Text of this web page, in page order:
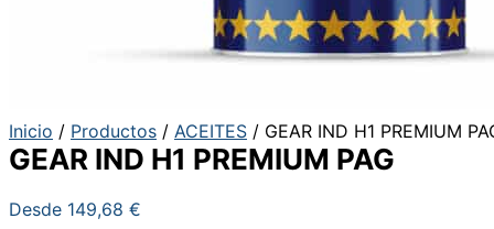
Inicio / Productos / ACEITES / GEAR IND H1 PREMIUM
GEAR IND H1 PREMIUM PAG
Desde 149,68 €